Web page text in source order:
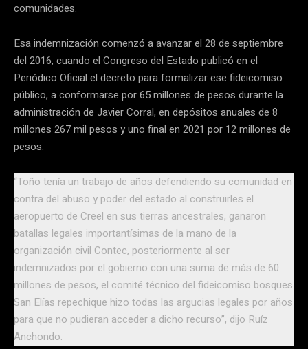
comunidades.
Esa indemnización comenzó a avanzar el 28 de septiembre
del 2016, cuando el Congreso del Estado publicó en el
Periódico Oficial el decreto para formalizar ese fideicomiso
público, a conformarse por 65 millones de pesos durante la
administración de Javier Corral, en depósitos anuales de 8
millones 267 mil pesos y uno final en 2021 por 12 millones de
pesos.
“Toño tenía un trabajo de años defendiendo su comunidad en
contra del abuso y poder del estado al construirles el
aeropuerto de Creel en sus tierras ancestrales, ganaron
batallas legales importantísimas de la mano de la
organización civil Contec, posteriormente al ser
indemnizados por el gobierno con una suma de más de 60
millones de pesos, el comité técnico del fideicomiso bosques
San Elías repechique hizo todas las argucias legales por años
para que no pudieran acceder a dicho recurso”, dijo Ruíz
Anchondo.